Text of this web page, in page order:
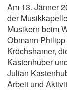
Am 13. Jänner
der
Musikern beim
Obmann
Kröchshamer,
Kastenhuber
Julian
Arbeit und